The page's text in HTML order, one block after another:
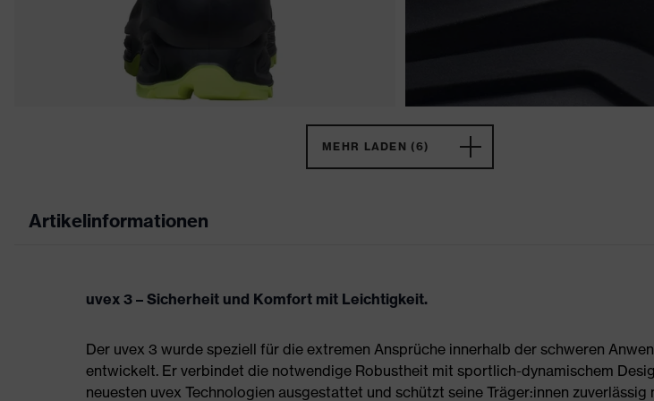
MEHR LADEN (6)
Artikelinformationen
uvex 3 – Sicherheit und Komfort mit Leichtigkeit.
Der uvex 3 wurde speziell für die extremen Ansprüche innerhalb der schweren
entwickelt. Er verbindet die notwendige Robustheit mit sportlich-dynamischem
neuesten uvex Technologien ausgestattet und schützt seine Träger:innen